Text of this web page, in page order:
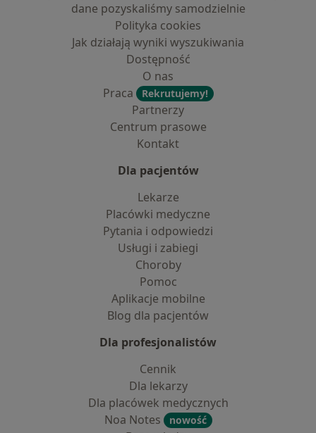
dane pozyskaliśmy samodzielnie
Polityka cookies
Jak działają wyniki wyszukiwania
Dostępność
O nas
Praca
Rekrutujemy!
Partnerzy
Centrum prasowe
Kontakt
Dla pacjentów
Lekarze
Placówki medyczne
Pytania i odpowiedzi
Usługi i zabiegi
Choroby
Pomoc
Aplikacje mobilne
Blog dla pacjentów
Dla profesjonalistów
Cennik
Dla lekarzy
Dla placówek medycznych
Noa Notes
nowość